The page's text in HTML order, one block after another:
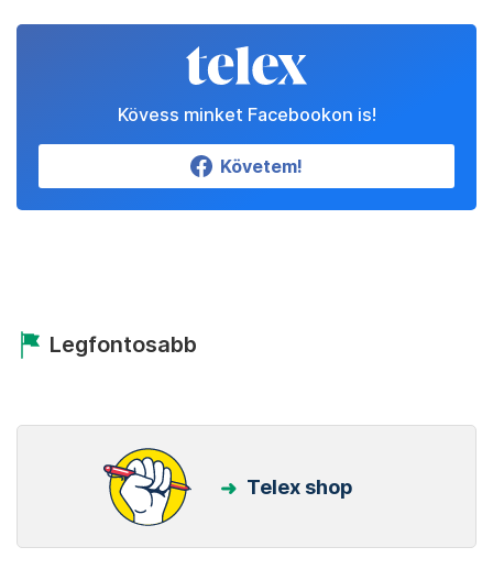
Kövess minket Facebookon is!
Követem!
Legfontosabb
Telex shop